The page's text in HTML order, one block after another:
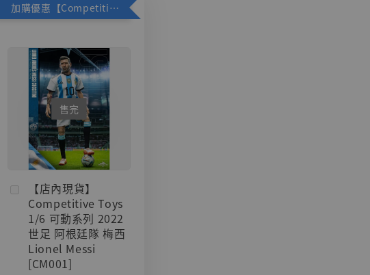
加購優惠【Competitive Toys 梅西 [CM001]】
售完
【店內現貨】
Competitive Toys
1/6 可動系列 2022
世足 阿根廷隊 梅西
Lionel Messi
[CM001]